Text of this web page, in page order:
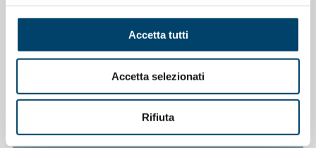
Accetta tutti
Accetta selezionati
Rifiuta